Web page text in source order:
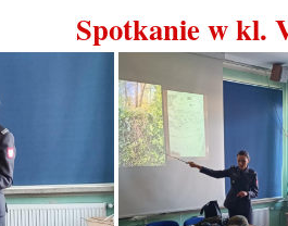
Spotkanie w kl.